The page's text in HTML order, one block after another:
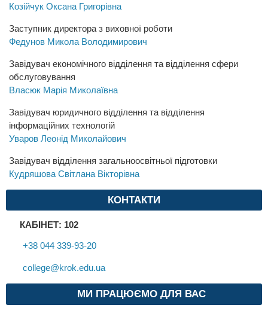
Козійчук Оксана Григорівна
Заступник директора з виховної роботи
Федунов Микола Володимирович
Завідувач економічного відділення та відділення сфери
обслуговування
Власюк Марія Миколаївна
Завідувач юридичного відділення та відділення
інформаційних технологій
Уваров Леонід Миколайович
Завідувач відділення загальноосвітньої підготовки
Кудряшова Світлана Вікторівна
КОНТАКТИ
КАБІНЕТ: 102
+38 044 339-93-20
college@krok.edu.ua
МИ ПРАЦЮЄМО ДЛЯ ВАС